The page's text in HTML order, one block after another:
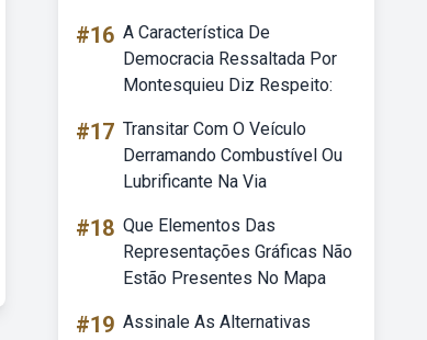
#16 A Característica De
Democracia Ressaltada Por
Montesquieu Diz Respeito:
#17 Transitar Com O Veículo
Derramando Combustível Ou
Lubrificante Na Via
#18 Que Elementos Das
Representações Gráficas Não
Estão Presentes No Mapa
#19 Assinale As Alternativas